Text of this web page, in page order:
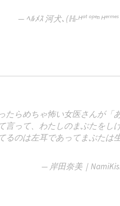
— ﾍﾙﾒｽ 河犬､(ℍᵢ-ᴴᵃᵗ ᵒᵖᵉⁿ
たらめちゃ怖い女医さんが「
言って、わたしのまぶたをし
るのは左耳であってまぶたは
— 岸田奈美｜